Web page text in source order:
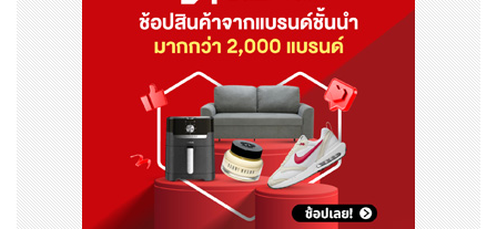
HSBC Pulse UnionPay Dual Currency Diamond แ
ละวอลเล็ต PayMe ถือเป็นความร่วมมือที่โดดเด่น โดยอาศัย
จุดแข็งด้านการเข้าถึงลูกค้า การใช้งานที่หลากหลาย และควา
มสามารถในการให้บริการ เพื่อนำเสนอโซลูชันการชำระเงินที่ร
าบรื่นและคุ้มค่ายิ่งขึ้น พร้อมกับให้คำมั่นว่า HSBC จะยังคงร่ว
มมือกับยูเนี่ยนเพย์อย่างต่อเนื่องเพื่อยกระดับการเชื่อมโยงกา
รชำระเงินให้ดียิ่งขึ้น